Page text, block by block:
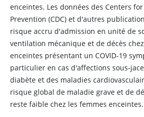
enceintes. Les données des Centers
Prevention (CDC) et d'autres
risque accru d'admission en unité de
ventilation mécanique et de décès
enceintes présentant un COVID-19
particulier en cas d'affections sous-
diabète et des maladies
risque global de maladie grave et de
reste faible chez les femmes enceintes.